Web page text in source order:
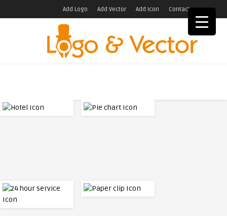
Add Logo Add Vector Add Icon Contact